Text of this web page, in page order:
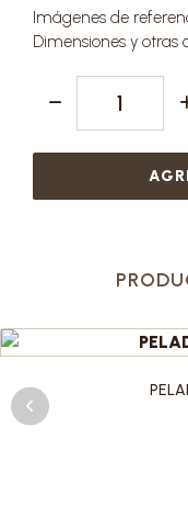
Imágenes de
Dimensiones y otras